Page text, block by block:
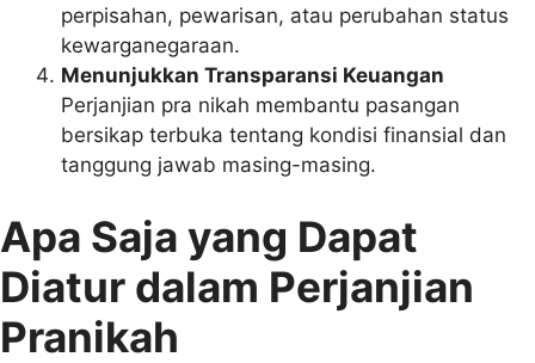
perpisahan, pewarisan, atau perubahan status
kewarganegaraan.
Menunjukkan Transparansi Keuangan
Perjanjian pra nikah membantu pasangan
bersikap terbuka tentang kondisi finansial dan
tanggung jawab masing-masing.
Apa Saja yang Dapat
Diatur dalam Perjanjian
Pranikah